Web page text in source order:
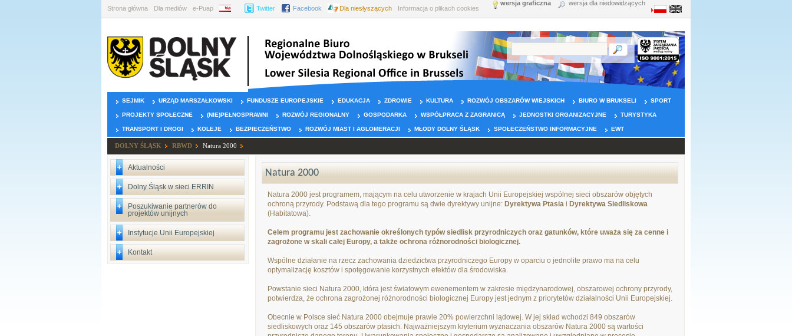
Strona główna Dla mediów e-Puap BIP Twitter Facebook Dla niesłyszących Informacja o plikach cookies
wersja graficzna wersja dla niedowidzących
SEJMIK URZĄD MARSZAŁKOWSKI FUNDUSZE EUROPEJSKIE EDUKACJA ZDROWIE KULTURA ROZWÓJ OBSZARÓW WIEJSKICH BIURO W BRUKSELI SPORT
PROJEKTY SPOŁECZNE (NIE)PEŁNOSPRAWNI ROZWÓJ REGIONALNY GOSPODARKA WSPÓŁPRACA Z ZAGRANICĄ JEDNOSTKI ORGANIZACYJNE TURYSTYKA
TRANSPORT I DROGI KOLEJE BEZPIECZEŃSTWO ROZWÓJ MIAST I AGLOMERACJI MŁODY DOLNY ŚLĄSK SPOŁECZEŃSTWO INFORMACYJNE EWT
DOLNY ŚLĄSK RBWD Natura 2000
Aktualności
Dolny Śląsk w sieci ERRIN
Poszukiwanie partnerów do
projektów unijnych
Instytucje Unii Europejskiej
Kontakt
Natura 2000
Natura 2000 jest programem, mającym na celu utworzenie w krajach Unii Europejskiej wspólnej sieci obszarów objętych
ochroną przyrody. Podstawą dla tego programu są dwie dyrektywy unijne: Dyrektywa Ptasia i Dyrektywa Siedliskowa
(Habitatowa).
Celem programu jest zachowanie określonych typów siedlisk przyrodniczych oraz gatunków, które uważa się za cenne i
zagrożone w skali całej Europy, a także ochrona różnorodności biologicznej.
Wspólne działanie na rzecz zachowania dziedzictwa przyrodniczego Europy w oparciu o jednolite prawo ma na celu
optymalizację kosztów i spotęgowanie korzystnych efektów dla środowiska.
Powstanie sieci Natura 2000, która jest światowym ewenementem w zakresie międzynarodowej, obszarowej ochrony przyrody,
potwierdza, że ochrona zagrożonej różnorodności biologicznej Europy jest jednym z priorytetów działalności Unii Europejskiej.
Obecnie w Polsce sieć Natura 2000 obejmuje prawie 20% powierzchni lądowej. W jej skład wchodzi 849 obszarów
siedliskowych oraz 145 obszarów ptasich. Najważniejszym kryterium wyznaczania obszarów Natura 2000 są wartości